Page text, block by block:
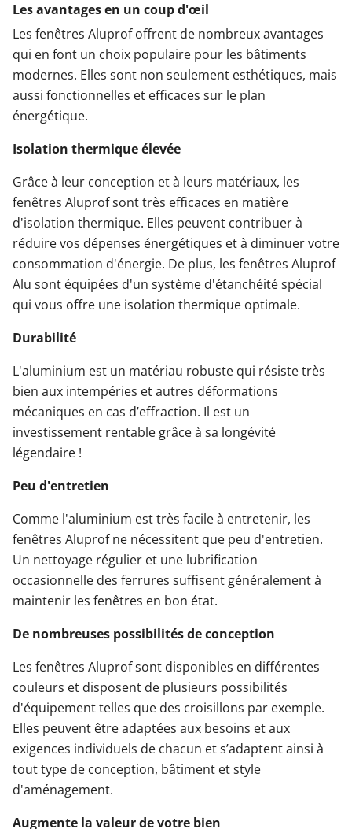
Les avantages en un coup d'œil
Les fenêtres Aluprof offrent de nombreux avantages
qui en font un choix populaire pour les bâtiments
modernes. Elles sont non seulement esthétiques, mais
aussi fonctionnelles et efficaces sur le plan
énergétique.
Isolation thermique élevée
Grâce à leur conception et à leurs matériaux, les
fenêtres Aluprof sont très efficaces en matière
d'isolation thermique. Elles peuvent contribuer à
réduire vos dépenses énergétiques et à diminuer votre
consommation d'énergie. De plus, les fenêtres Aluprof
Alu sont équipées d'un système d'étanchéité spécial
qui vous offre une isolation thermique optimale.
Durabilité
L'aluminium est un matériau robuste qui résiste très
bien aux intempéries et autres déformations
mécaniques en cas d’effraction. Il est un
investissement rentable grâce à sa longévité
légendaire !
Peu d'entretien
Comme l'aluminium est très facile à entretenir, les
fenêtres Aluprof ne nécessitent que peu d'entretien.
Un nettoyage régulier et une lubrification
occasionnelle des ferrures suffisent généralement à
maintenir les fenêtres en bon état.
De nombreuses possibilités de conception
Les fenêtres Aluprof sont disponibles en différentes
couleurs et disposent de plusieurs possibilités
d'équipement telles que des croisillons par exemple.
Elles peuvent être adaptées aux besoins et aux
exigences individuels de chacun et s’adaptent ainsi à
tout type de conception, bâtiment et style
d'aménagement.
Augmente la valeur de votre bien